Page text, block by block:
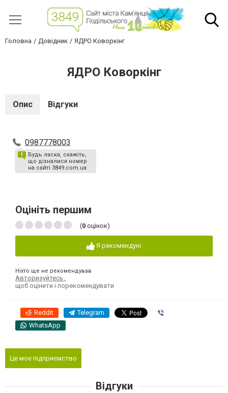
Головна Довідник ЯДРО Коворкінг
ЯДРО Коворкінг
Опис Відгуки
0987778003
Будь ласка, скажіть,
що дізналися номер
на сайті 3849.com.ua
Оцініть першим
(0 оцінок)
Я рекомендую
Ніхто ще не рекомендував
Авторизуйтесь
щоб оцінити і порекомендувати
Reddit Telegram
WhatsApp
Це моє підприємство
Відгуки